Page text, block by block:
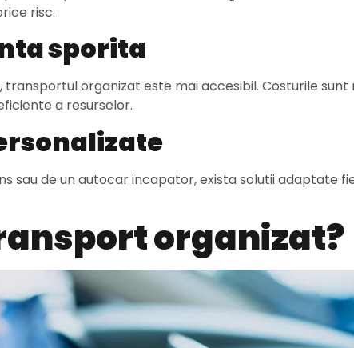
risc.
sporita
organizat este mai accesibil. Costurile sunt
a resurselor.
sau de un autocar incapator, exista solutii adaptate
organizat?